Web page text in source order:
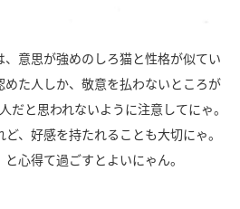
意思が強めのしろ猫と性格が似てい
た人しか、敬意を払わないところが
だと思われないように注意してにゃ。
、好感を持たれることも大切にゃ。
と心得て過ごすとよいにゃん。